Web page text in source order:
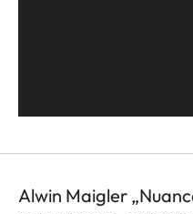
Alwin Maigler